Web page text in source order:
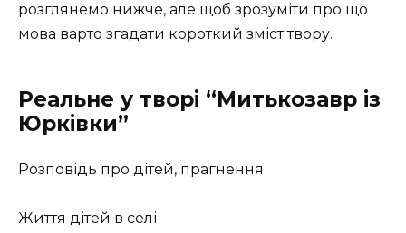
розглянемо нижче, але щоб зрозуміти про що
мова варто згадати короткий зміст твору.
Реальне у творі “Митькозавр із
Юрківки”
Розповідь про дітей, прагнення
Життя дітей в селі